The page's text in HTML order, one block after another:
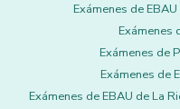
Exámenes de
Exámenes
Exámenes de
Exámenes de
Exámenes de EBAU de La